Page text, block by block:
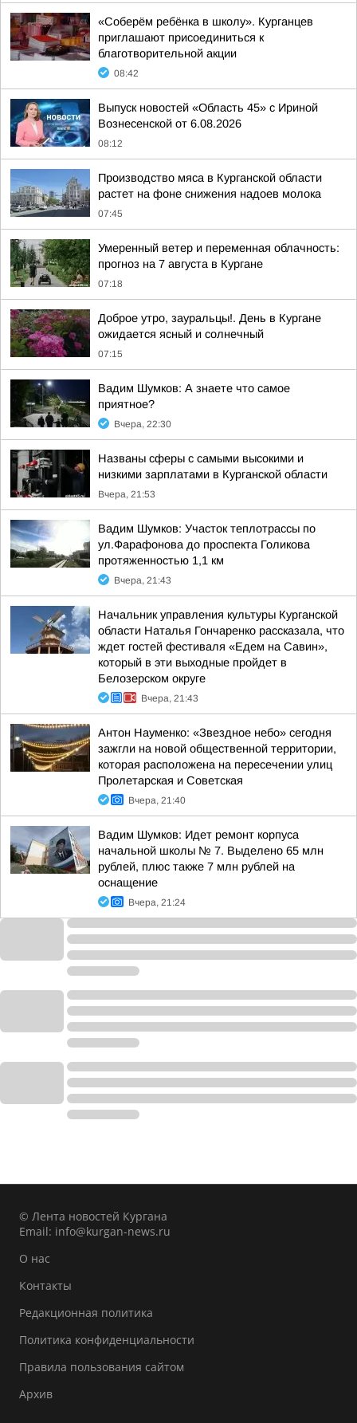
«Соберём ребёнка в школу». Курганцев
приглашают присоединиться к
благотворительной акции
08:42
Выпуск новостей «Область 45» с Ириной
Вознесенской от 6.08.2026
08:12
Производство мяса в Курганской области
растет на фоне снижения надоев молока
07:45
Умеренный ветер и переменная облачность:
прогноз на 7 августа в Кургане
07:18
Доброе утро, зауральцы!. День в Кургане
ожидается ясный и солнечный
07:15
Вадим Шумков: А знаете что самое
приятное?
Вчера, 22:30
Названы сферы с самыми высокими и
низкими зарплатами в Курганской области
Вчера, 21:53
Вадим Шумков: Участок теплотрассы по
ул.Фарафонова до проспекта Голикова
протяженностью 1,1 км
Вчера, 21:43
Начальник управления культуры Курганской
области Наталья Гончаренко рассказала, что
ждет гостей фестиваля «Едем на Савин»,
который в эти выходные пройдет в
Белозерском округе
Вчера, 21:43
Антон Науменко: «Звездное небо» сегодня
зажгли на новой общественной территории,
которая расположена на пересечении улиц
Пролетарская и Советская
Вчера, 21:40
Вадим Шумков: Идет ремонт корпуса
начальной школы № 7. Выделено 65 млн
рублей, плюс также 7 млн рублей на
оснащение
Вчера, 21:24
© Лента новостей Кургана
Email: info@kurgan-news.ru
О нас
Контакты
Редакционная политика
Политика конфиденциальности
Правила пользования сайтом
Архив